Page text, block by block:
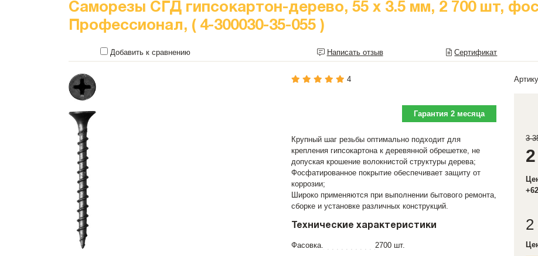
Саморезы СГД гипсокартон-дерево, 55 х 3.5 мм, 2 700 шт,
Профессионал, ( 4-300030-35-055 )
Добавить к сравнению Написать отзыв Сертификат
4
Гарантия 2 месяца
Крупный шаг резьбы оптимально подходит для
крепления гипсокартона к деревянной обрешетке, не
допуская крошение волокнистой структуры дерева;
Фосфатированное покрытие обеспечивает защиту от
коррозии;
Широко применяются при выполнении бытового ремонта,
сборке и установке различных конструкций.
Технические характеристики
Фасовка.
2700 шт.
3
2